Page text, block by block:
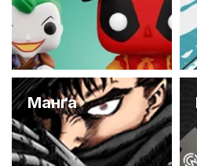
Манґа